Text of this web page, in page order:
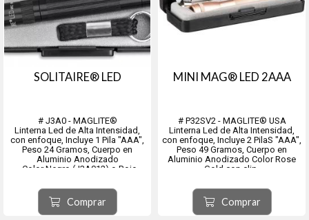
SOLITAIRE® LED
# J3A0 - MAGLITE®
Linterna Led de Alta Intensidad,
con enfoque, Incluye 1 Pila "AAA",
Peso 24 Gramos, Cuerpo en
Aluminio Anodizado
- Color Negro (J3A012) o Rojo
Caidas Accidentales. - Ideal Para
Utilizar Como Llavero
- Incluye elegante caja obsequio.
Largo 81mm, ...
Comprar
MINI MAG® LED 2AAA
# P32SV2 - MAGLITE® USA
Linterna Led de Alta Intensidad,
con enfoque, Incluye 2 PilaS "AAA",
Peso 49 Gramos, Cuerpo en
Aluminio Anodizado Color Rose
Gold con clip.
Accidentales
- Con Clip Ideal Para Utilizar en el
bolsillo de la camisa o la túnica,
uso frecuente en...
Comprar